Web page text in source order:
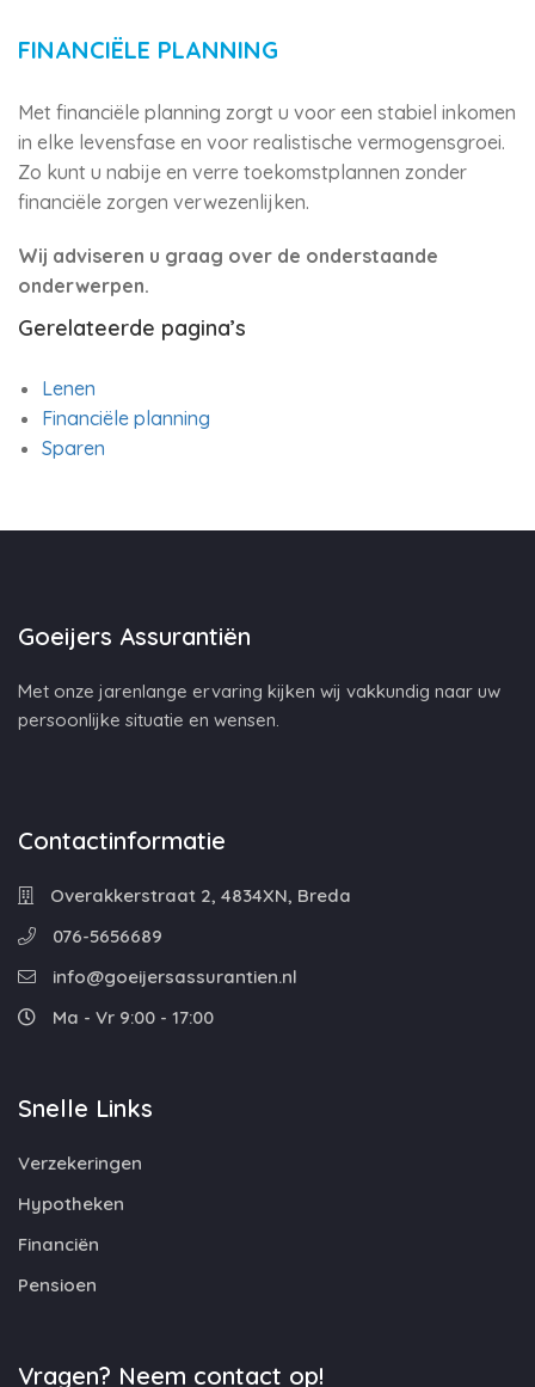
FINANCIËLE PLANNING
Met financiële planning zorgt u voor een stabiel inkomen
in elke levensfase en voor realistische vermogensgroei.
Zo kunt u nabije en verre toekomstplannen zonder
financiële zorgen verwezenlijken.
Wij adviseren u graag over de onderstaande
onderwerpen.
Gerelateerde pagina’s
Lenen
Financiële planning
Sparen
Goeijers Assurantiën
Met onze jarenlange ervaring kijken wij vakkundig naar uw
persoonlijke situatie en wensen.
Contactinformatie
Overakkerstraat 2, 4834XN, Breda
076-5656689
info@goeijersassurantien.nl
Ma - Vr 9:00 - 17:00
Snelle Links
Verzekeringen
Hypotheken
Financiën
Pensioen
Vragen? Neem contact op!